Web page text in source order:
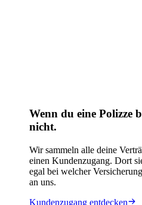
Wenn du eine Polizze
nicht.
Wir sammeln alle deine
einen Kundenzugang. Dort
egal bei welcher
an uns.
Kundenzugang entdecken